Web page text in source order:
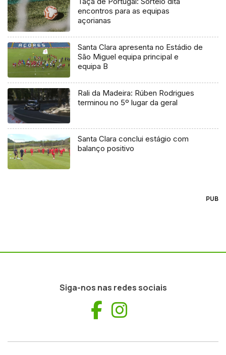
encontros para as equipas
açorianas
Santa Clara apresenta no Estádio de
São Miguel equipa principal e
equipa B
Rali da Madeira: Rúben Rodrigues
terminou no 5º lugar da geral
Santa Clara conclui estágio com
balanço positivo
PUB
Siga-nos nas redes sociais
Facebook